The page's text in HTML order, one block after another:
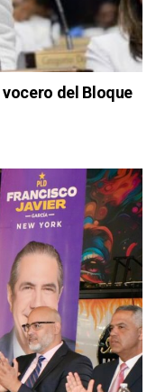
del Bloque